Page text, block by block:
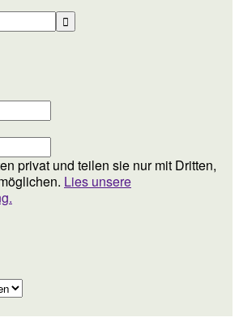
privat und teilen sie nur mit Dritten,
Lies unsere